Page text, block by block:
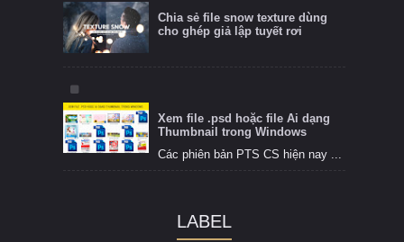
Chia sẻ file snow texture dùng
cho ghép giả lập tuyết rơi
Xem file .psd hoặc file Ai dạng
Thumbnail trong Windows
Các phiên bản PTS CS hiện nay ...
LABEL